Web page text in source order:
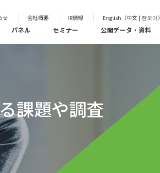
せ 会社概要 IR情報 English（中文 | 한국어）
パネル セミナー 公開データ・資料
課題や調査